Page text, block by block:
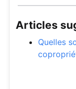
Articles
Quelles